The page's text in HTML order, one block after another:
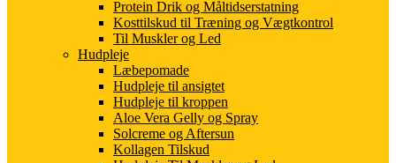
Protein Drik og Måltidserstatning
Kosttilskud til Træning og Vægtkontrol
Til Muskler og Led
Hudpleje
Læbepomade
Hudpleje til ansigtet
Hudpleje til kroppen
Aloe Vera Gelly og Spray
Solcreme og Aftersun
Kollagen Tilskud